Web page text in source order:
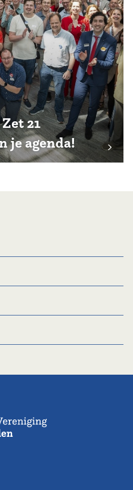
21
je agenda!